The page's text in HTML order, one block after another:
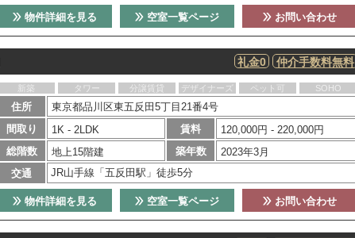
お問い合わせ
空室一覧ページ
物件詳細を見る
仲介手数料無料
礼金0
新築 タワー 分譲賃貸 デザイナーズ ペット可 SOHO
住所
東京都品川区東五反田5丁目21番4号
間取り
1K - 2LDK 賃料
120,000円 - 220,000円
総階数
地上15階建 築年数
2023年3月
交通
JR山手線「五反田駅」徒歩5分
お問い合わせ
空室一覧ページ
物件詳細を見る